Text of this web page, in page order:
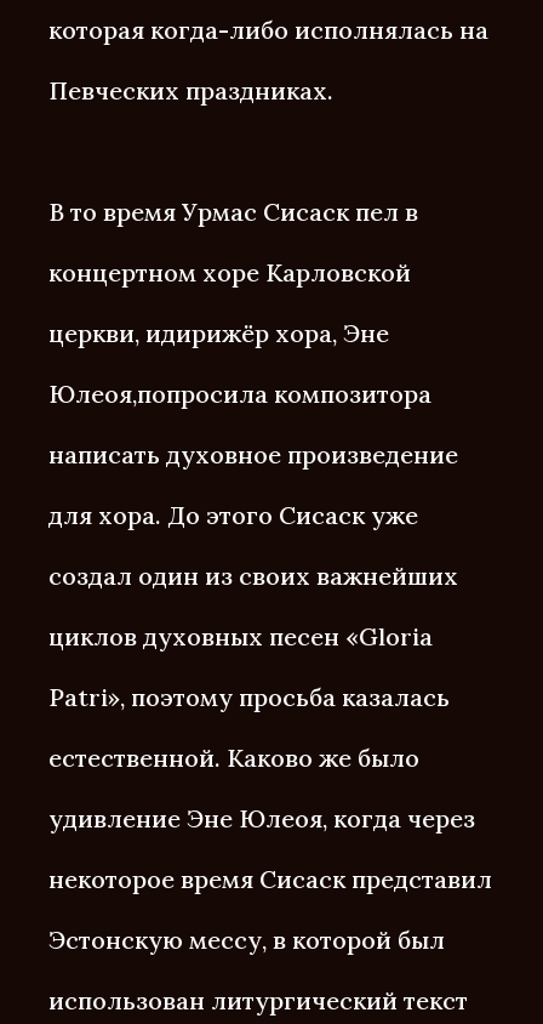
которая когда-либо исполнялась на
Певческих праздниках.
В то время Урмас Сисаск пел в
концертном хоре Карловской
церкви, идирижёр хора, Эне
Юлеоя,попросила композитора
написать духовное произведение
для хора. До этого Сисаск уже
создал один из своих важнейших
циклов духовных песен «Gloria
Patri», поэтому просьба казалась
естественной. Каково же было
удивление Эне Юлеоя, когда через
некоторое время Сисаск представил
Эстонскую мессу, в которой был
использован литургический текст